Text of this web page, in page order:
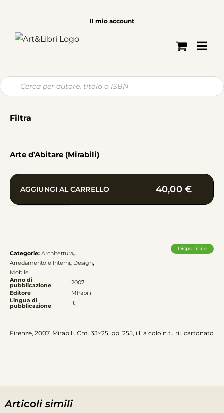
contenuto
Il mio account
Ricerca
prodotti
Filtra
Arte d’Abitare (Mirabili)
AGGIUNGI AL CARRELLO 40,00 €
quantità
Disponibile
Categorie: Architettura,
Arredamento e Interni, Design,
Mobile
Anno di
pubblicazione
2007
Editore
MIrabili
Lingua di
pubblicazione it
Firenze, 2007, Mirabili. Cm. 33×25, pp. 255, ill. a colo n.t., ril. cartonato
Articoli simili